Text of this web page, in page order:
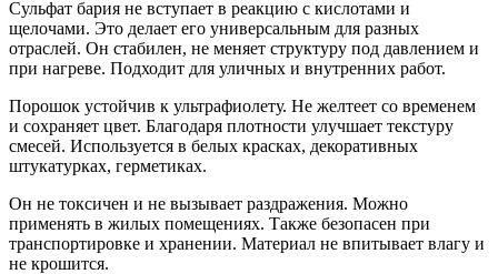
Сульфат бария не вступает в реакцию с кислотами и
щелочами. Это делает его универсальным для разных
отраслей. Он стабилен, не меняет структуру под давлением и
при нагреве. Подходит для уличных и внутренних работ.
Порошок устойчив к ультрафиолету. Не желтеет со временем
и сохраняет цвет. Благодаря плотности улучшает текстуру
смесей. Используется в белых красках, декоративных
штукатурках, герметиках.
Он не токсичен и не вызывает раздражения. Можно
применять в жилых помещениях. Также безопасен при
транспортировке и хранении. Материал не впитывает влагу и
не крошится.